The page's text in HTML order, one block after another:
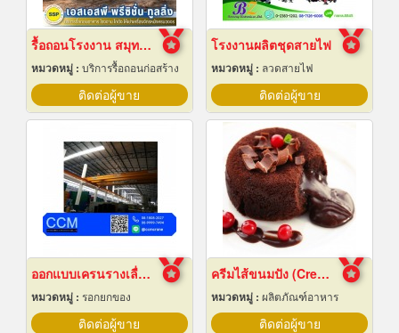
รื้อถอนโรงงาน สมุทรปราการ
หมวดหมู่ : บริการรื้อถอนก่อสร้าง
ติดต่อผู้ขาย
โรงงานผลิตชุดสายไฟ
หมวดหมู่ : ลวดสายไฟ
ติดต่อผู้ขาย
ออกแบบเครนรางเลื่อนไฟฟ้า
หมวดหมู่ : รอกยกของ
ติดต่อผู้ขาย
ครีมไส้ขนมปัง (Cream fillings for bread)
หมวดหมู่ : ผลิตภัณฑ์อาหาร
ติดต่อผู้ขาย